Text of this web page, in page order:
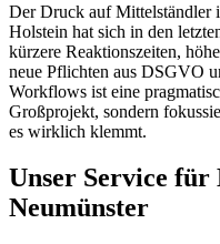
Der Druck auf Mittelständler
Holstein hat sich in den
kürzere Reaktionszeiten,
neue Pflichten aus DSGVO
Workflows ist eine
Großprojekt, sondern
es wirklich klemmt.
Unser Service für
Neumünster